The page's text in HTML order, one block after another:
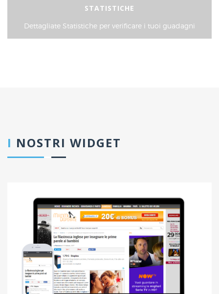
STATISTICHE
Dettagliate Statistiche per verificare i tuoi guadagni
I NOSTRI WIDGET